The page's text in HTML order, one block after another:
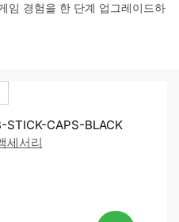
임 경험을 한 단계 업그레이드하
STICK-CAPS-BLACK
세서리